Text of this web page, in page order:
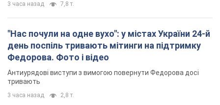
3 часа назад 7,8 т.
"Нас почули на одне вухо": у містах України 24-й
день поспіль тривають мітинги на підтримку
Федорова. Фото і відео
Антиурядові виступи з вимогою повернути Федорова досі
тривають
3 часа назад 2,8 т.